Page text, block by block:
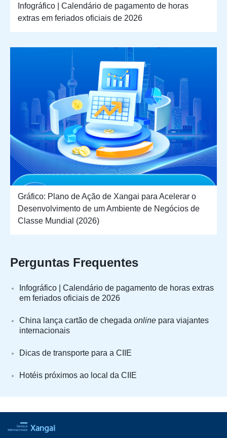
Infográfico | Calendário de pagamento de horas
extras em feriados oficiais de 2026
Gráfico: Plano de Ação de Xangai para Acelerar o
Desenvolvimento de um Ambiente de Negócios de
Classe Mundial (2026)
Perguntas Frequentes
Infográfico | Calendário de pagamento de horas extras
em feriados oficiais de 2026
China lança cartão de chegada online para viajantes
internacionais
Dicas de transporte para a CIIE
Hotéis próximos ao local da CIIE